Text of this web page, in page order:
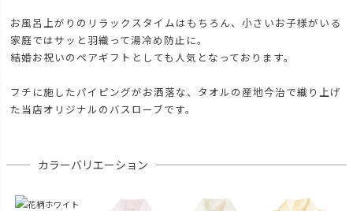
お風呂上がりのリラックスタイムはもちろん、小さいお子様がいる
家庭ではサッと羽織って湯冷め防止に。
結婚お祝いのペアギフトとしても人気となっております。
フチに施したパイピングがお洒落な、タオルの産地今治で織り上げ
た当店オリジナルのバスローブです。
カラーバリエーション
花柄ホワイト